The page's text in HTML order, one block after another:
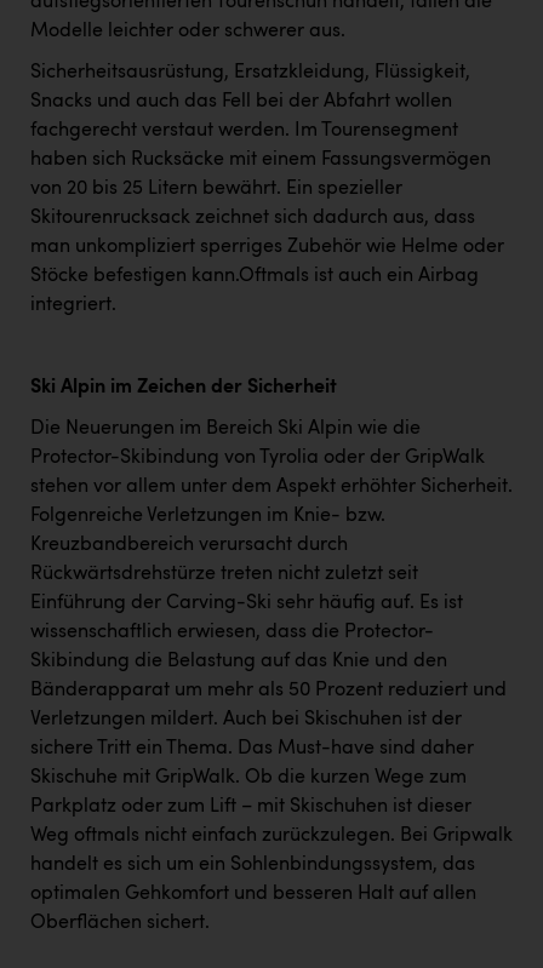
Modelle leichter oder schwerer aus.
Sicherheitsausrüstung, Ersatzkleidung, Flüssigkeit,
Snacks und auch das Fell bei der Abfahrt wollen
fachgerecht verstaut werden. Im Tourensegment
haben sich Rucksäcke mit einem Fassungsvermögen
von 20 bis 25 Litern bewährt. Ein spezieller
Skitourenrucksack zeichnet sich dadurch aus, dass
man unkompliziert sperriges Zubehör wie Helme oder
Stöcke befestigen kann.Oftmals ist auch ein Airbag
integriert.
Ski Alpin im Zeichen der Sicherheit
Die Neuerungen im Bereich Ski Alpin wie die
Protector-Skibindung von Tyrolia oder der GripWalk
stehen vor allem unter dem Aspekt erhöhter Sicherheit.
Folgenreiche Verletzungen im Knie- bzw.
Kreuzbandbereich verursacht durch
Rückwärtsdrehstürze treten nicht zuletzt seit
Einführung der Carving-Ski sehr häufig auf. Es ist
wissenschaftlich erwiesen, dass die Protector-
Skibindung die Belastung auf das Knie und den
Bänderapparat um mehr als 50 Prozent reduziert und
Verletzungen mildert. Auch bei Skischuhen ist der
sichere Tritt ein Thema. Das Must-have sind daher
Skischuhe mit GripWalk. Ob die kurzen Wege zum
Parkplatz oder zum Lift – mit Skischuhen ist dieser
Weg oftmals nicht einfach zurückzulegen. Bei Gripwalk
handelt es sich um ein Sohlenbindungssystem, das
optimalen Gehkomfort und besseren Halt auf allen
Oberflächen sichert.